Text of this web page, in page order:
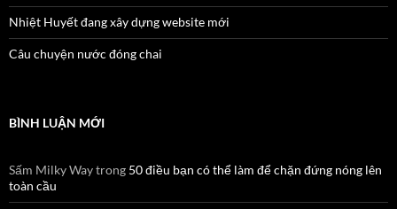
Nhiệt Huyết đang xây dựng website mới
Câu chuyện nước đóng chai
BÌNH LUẬN MỚI
Sấm Milky Waytrong 50 điều bạn có thể làm để chặn đứng nóng lên
toàn cầu